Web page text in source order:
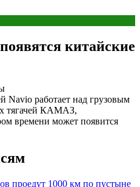
китайские
Navio работает над грузовым
тягачей КАМАЗ,
времени может появится
проедут 1000 км по пустыне